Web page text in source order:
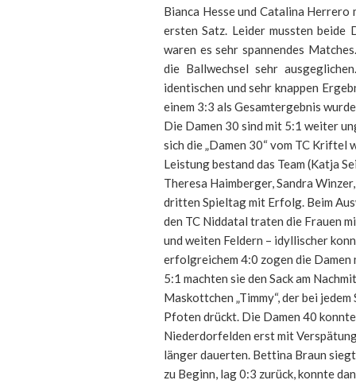
Bianca Hesse und Catalina
ersten Satz. Leider mussten beide
waren es sehr spannendes
die Ballwechsel sehr
identischen und sehr knappen
einem 3:3 als Gesamtergebnis
Die Damen 30 sind mit 5:1 weiter
sich die „Damen 30“ vom TC
Leistung bestand das Team (Katja
Theresa Haimberger, Sandra
dritten Spieltag mit Erfolg. Beim
den TC Niddatal traten die Frauen
und weiten Feldern – idyllischer
erfolgreichem 4:0 zogen die
5:1 machten sie den Sack am
Maskottchen „Timmy“, der bei
Pfoten drückt. Die Damen 40
Niederdorfelden erst mit
länger dauerten. Bettina Braun
zu Beginn, lag 0:3 zurück, konnte